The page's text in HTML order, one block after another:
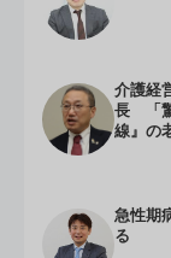
介護経
長 「驚
線』の
急性期
る